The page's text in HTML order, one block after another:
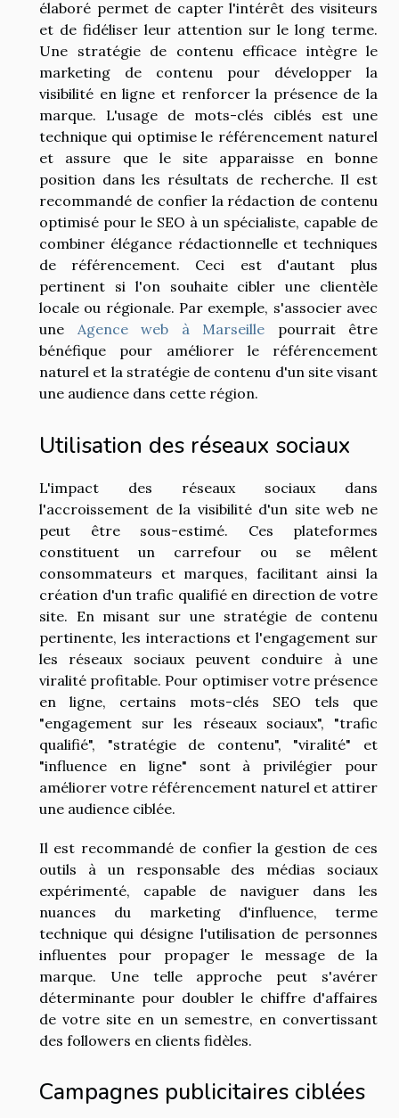
élaboré permet de capter l'intérêt des visiteurs
et de fidéliser leur attention sur le long terme.
Une stratégie de contenu efficace intègre le
marketing de contenu pour développer la
visibilité en ligne et renforcer la présence de la
marque. L'usage de mots-clés ciblés est une
technique qui optimise le référencement naturel
et assure que le site apparaisse en bonne
position dans les résultats de recherche. Il est
recommandé de confier la rédaction de contenu
optimisé pour le SEO à un spécialiste, capable de
combiner élégance rédactionnelle et techniques
de référencement. Ceci est d'autant plus
pertinent si l'on souhaite cibler une clientèle
locale ou régionale. Par exemple, s'associer avec
une Agence web à Marseille pourrait être
bénéfique pour améliorer le référencement
naturel et la stratégie de contenu d'un site visant
une audience dans cette région.
Utilisation des réseaux sociaux
L'impact des réseaux sociaux dans
l'accroissement de la visibilité d'un site web ne
peut être sous-estimé. Ces plateformes
constituent un carrefour ou se mêlent
consommateurs et marques, facilitant ainsi la
création d'un trafic qualifié en direction de votre
site. En misant sur une stratégie de contenu
pertinente, les interactions et l'engagement sur
les réseaux sociaux peuvent conduire à une
viralité profitable. Pour optimiser votre présence
en ligne, certains mots-clés SEO tels que
"engagement sur les réseaux sociaux", "trafic
qualifié", "stratégie de contenu", "viralité" et
"influence en ligne" sont à privilégier pour
améliorer votre référencement naturel et attirer
une audience ciblée.
Il est recommandé de confier la gestion de ces
outils à un responsable des médias sociaux
expérimenté, capable de naviguer dans les
nuances du marketing d'influence, terme
technique qui désigne l'utilisation de personnes
influentes pour propager le message de la
marque. Une telle approche peut s'avérer
déterminante pour doubler le chiffre d'affaires
de votre site en un semestre, en convertissant
des followers en clients fidèles.
Campagnes publicitaires ciblées